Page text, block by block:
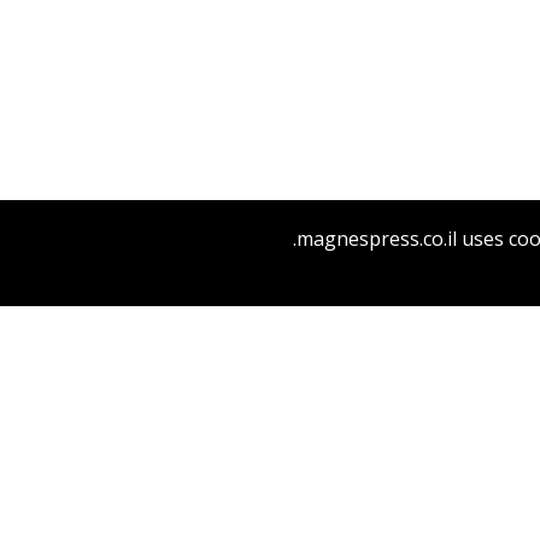
magnespress.co.il uses